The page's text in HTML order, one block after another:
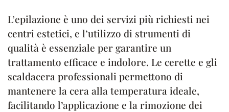
L’epilazione è uno dei servizi più richiesti nei
centri estetici, e l’utilizzo di strumenti di
qualità è essenziale per garantire un
trattamento efficace e indolore. Le cerette e gli
scaldacera professionali permettono di
mantenere la cera alla temperatura ideale,
facilitando l’applicazione e la rimozione dei